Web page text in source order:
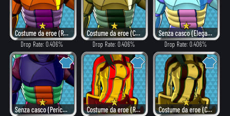
Costume da eroe (Rovente)
Drop Rate: 0.406%
Costume da eroe (Combattimento)
Drop Rate: 0.406%
Senza casco (Elegante)
Drop Rate: 0.406%
Senza casco (Pericoloso) Costume da eroe (Rovente) Costume da eroe (Combattimento)